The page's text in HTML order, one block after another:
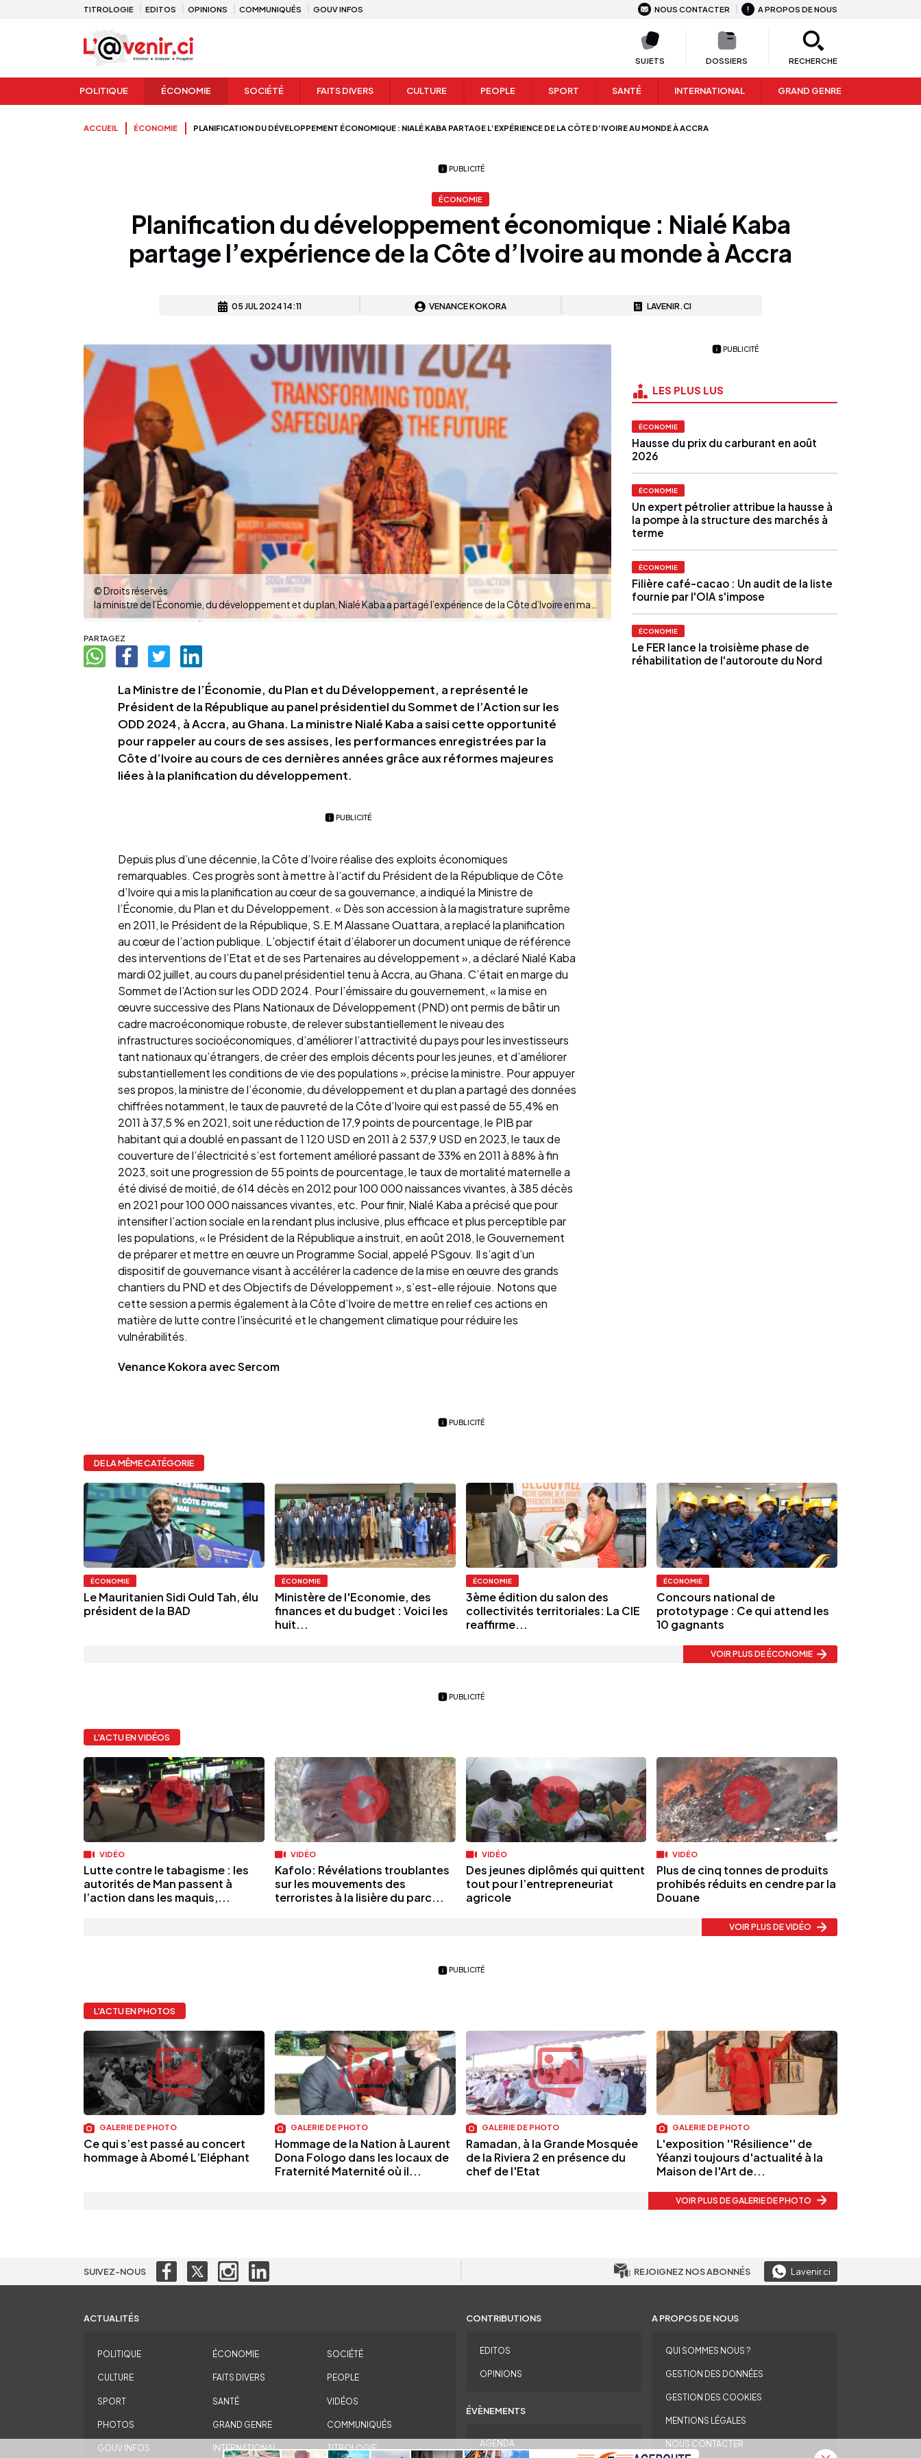
TITROLOGIE EDITOS OPINIONS COMMUNIQUÉS GOUV INFOS NOUS CONTACTER A PROPOS DE NOUS
SUJETS DOSSIERS RECHERCHE
POLITIQUE ÉCONOMIE SOCIÉTÉ FAITS DIVERS CULTURE PEOPLE SPORT SANTÉ INTERNATIONAL GRAND GENRE
ACCUEIL ÉCONOMIE PLANIFICATION DU DÉVELOPPEMENT ÉCONOMIQUE : NIALÉ KABA PARTAGE L’EXPÉRIENCE DE LA CÔTE D’IVOIRE AU MONDE À ACCRA
PUBLICITÉ
ÉCONOMIE
Planification du développement économique : Nialé Kaba
partage l’expérience de la Côte d’Ivoire au monde à Accra
05 JUL 2024 14:11 VENANCE KOKORA LAVENIR.CI
© Droits réservés
la ministre de l’Économie, du développement et du plan, Nialé Kaba a partagé l’expérience de la Côte d’Ivoire en matière de progrès économique (Photo DR)
PARTAGEZ
La Ministre de l’Économie, du Plan et du Développement, a représenté le
Président de la République au panel présidentiel du Sommet de l’Action sur les
ODD 2024, à Accra, au Ghana. La ministre Nialé Kaba a saisi cette opportunité
pour rappeler au cours de ses assises, les performances enregistrées par la
Côte d’Ivoire au cours de ces dernières années grâce aux réformes majeures
liées à la planification du développement.
PUBLICITÉ
Depuis plus d’une décennie, la Côte d’Ivoire réalise des exploits économiques
remarquables. Ces progrès sont à mettre à l’actif du Président de la République de Côte
d’Ivoire qui a mis la planification au cœur de sa gouvernance, a indiqué la Ministre de
l’Économie, du Plan et du Développement. « Dès son accession à la magistrature suprême
en 2011, le Président de la République, S.E.M Alassane Ouattara, a replacé la planification
au cœur de l’action publique. L’objectif était d’élaborer un document unique de référence
des interventions de l’Etat et de ses Partenaires au développement », a déclaré Nialé Kaba
mardi 02 juillet, au cours du panel présidentiel tenu à Accra, au Ghana. C’était en marge du
Sommet de l’Action sur les ODD 2024. Pour l’émissaire du gouvernement, « la mise en
œuvre successive des Plans Nationaux de Développement (PND) ont permis de bâtir un
cadre macroéconomique robuste, de relever substantiellement le niveau des
infrastructures socioéconomiques, d’améliorer l’attractivité du pays pour les investisseurs
tant nationaux qu’étrangers, de créer des emplois décents pour les jeunes, et d’améliorer
substantiellement les conditions de vie des populations », précise la ministre. Pour appuyer
ses propos, la ministre de l’économie, du développement et du plan a partagé des données
chiffrées notamment, le taux de pauvreté de la Côte d’Ivoire qui est passé de 55,4% en
2011 à 37,5 % en 2021, soit une réduction de 17,9 points de pourcentage, le PIB par
habitant qui a doublé en passant de 1 120 USD en 2011 à 2 537,9 USD en 2023, le taux de
couverture de l’électricité s’est fortement amélioré passant de 33% en 2011 à 88% à fin
2023, soit une progression de 55 points de pourcentage, le taux de mortalité maternelle a
été divisé de moitié, de 614 décès en 2012 pour 100 000 naissances vivantes, à 385 décès
en 2021 pour 100 000 naissances vivantes, etc. Pour finir, Nialé Kaba a précisé que pour
intensifier l’action sociale en la rendant plus inclusive, plus efficace et plus perceptible par
les populations, « le Président de la République a instruit, en août 2018, le Gouvernement
de préparer et mettre en œuvre un Programme Social, appelé PSgouv. Il s’agit d’un
dispositif de gouvernance visant à accélérer la cadence de la mise en œuvre des grands
chantiers du PND et des Objectifs de Développement », s’est-elle réjouie. Notons que
cette session a permis également à la Côte d’Ivoire de mettre en relief ces actions en
matière de lutte contre l’insécurité et le changement climatique pour réduire les
vulnérabilités.
Venance Kokora avec Sercom
PUBLICITÉ
LES PLUS LUS
ÉCONOMIE
Hausse du prix du carburant en août
2026
ÉCONOMIE
Un expert pétrolier attribue la hausse à
la pompe à la structure des marchés à
terme
ÉCONOMIE
Filière café-cacao : Un audit de la liste
fournie par l'OIA s'impose
ÉCONOMIE
Le FER lance la troisième phase de
réhabilitation de l'autoroute du Nord
PUBLICITÉ
DE LA MÊME CATÉGORIE
ÉCONOMIE
Le Mauritanien Sidi Ould Tah, élu
président de la BAD
ÉCONOMIE
Ministère de l'Economie, des
finances et du budget : Voici les
huit...
ÉCONOMIE
3ème édition du salon des
collectivités territoriales: La CIE
reaffirme...
ÉCONOMIE
Concours national de
prototypage : Ce qui attend les
10 gagnants
VOIR PLUS DE ÉCONOMIE
PUBLICITÉ
L'ACTU EN VIDÉOS
VIDÉO
Lutte contre le tabagisme : les
autorités de Man passent à
l’action dans les maquis,...
VIDÉO
Kafolo: Révélations troublantes
sur les mouvements des
terroristes à la lisière du parc...
VIDÉO
Des jeunes diplômés qui quittent
tout pour l’entrepreneuriat
agricole
VIDÉO
Plus de cinq tonnes de produits
prohibés réduits en cendre par la
Douane
VOIR PLUS DE VIDÉO
PUBLICITÉ
L'ACTU EN PHOTOS
GALERIE DE PHOTO
Ce qui s’est passé au concert
hommage à Abomé L’Eléphant
GALERIE DE PHOTO
Hommage de la Nation à Laurent
Dona Fologo dans les locaux de
Fraternité Maternité où il...
GALERIE DE PHOTO
Ramadan, à la Grande Mosquée
de la Riviera 2 en présence du
chef de l'Etat
GALERIE DE PHOTO
L'exposition ''Résilience'' de
Yéanzi toujours d'actualité à la
Maison de l'Art de...
VOIR PLUS DE GALERIE DE PHOTO
SUIVEZ-NOUS REJOIGNEZ NOS ABONNÉS Lavenir.ci
ACTUALITÉS
POLITIQUE ÉCONOMIE SOCIÉTÉ
CULTURE FAITS DIVERS PEOPLE
SPORT SANTÉ VIDÉOS
PHOTOS GRAND GENRE COMMUNIQUÉS
GOUV INFOS INTERNATIONAL TITROLOGIE
CONTRIBUTIONS
EDITOS
OPINIONS
ÉVÈNEMENTS
AGENDA
A PROPOS DE NOUS
QUI SOMMES NOUS ?
GESTION DES DONNÉES
GESTION DES COOKIES
MENTIONS LÉGALES
NOUS CONTACTER